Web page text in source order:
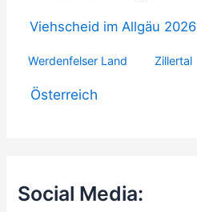
Viehscheid im Allgäu 2026
Werdenfelser Land Zillertal
Österreich
Social Media: